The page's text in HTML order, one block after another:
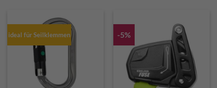
ideal für Seilklemmen -5%